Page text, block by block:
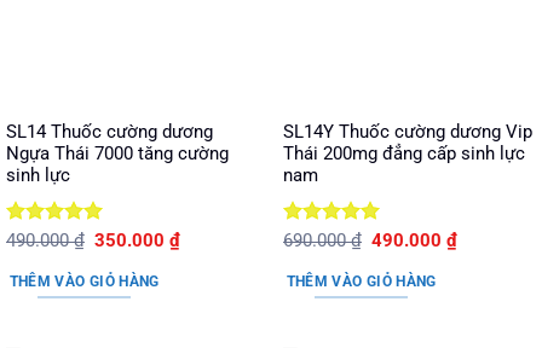
SL14 Thuốc cường dương
Ngựa Thái 7000 tăng cường
sinh lực
Được xếp
sao
490.000₫ Giá
là:
490.000 ₫.
350.000₫Giá
THÊM VÀO GIỎ HÀNG
SL14Y Thuốc cường dương Vip
Thái 200mg đẳng cấp sinh lực
nam
Được xếp
sao
690.000₫ Giá
là:
690.000 ₫.
490.000₫Giá
THÊM VÀO GIỎ HÀNG